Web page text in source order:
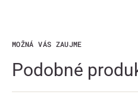
MOŽNÁ VÁS ZAUJME
Podobné